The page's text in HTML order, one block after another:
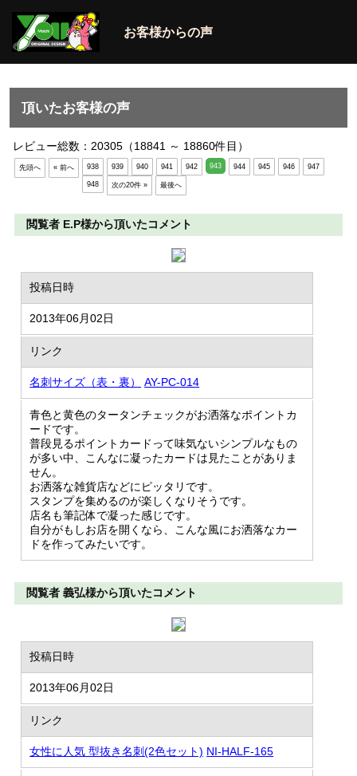
お客様からの声
頂いたお客様の声
レビュー総数：20305（18841 ～ 18860件目）
先頭へ « 前へ 938 939 940 941 942 943 944 945 946 947
948 次の20件 » 最後へ
閲覧者 E.P様から頂いたコメント
投稿日時
2013年06月02日
リンク
名刺サイズ（表・裏） AY-PC-014
青色と黄色のタータンチェックがお洒落なポイントカ
ードです。
普段見るポイントカードって味気ないシンプルなもの
が多い中、こんなに凝ったカードは見たことがありま
せん。
お洒落な雑貨店などにピッタリです。
スタンプを集めるのが楽しくなりそうです。
店名も筆記体で凝った感じです。
自分がもしお店を開くなら、こんな風にお洒落なカー
ドを作ってみたいです。
閲覧者 義弘様から頂いたコメント
投稿日時
2013年06月02日
リンク
女性に人気 型抜き名刺(2色セット) NI-HALF-165